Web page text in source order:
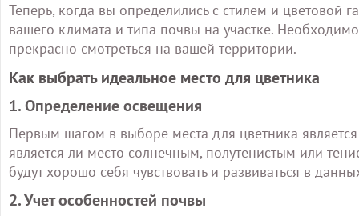
Теперь, когда вы определились с стилем и цветовой
вашего климата и типа почвы на участке.
прекрасно смотреться на вашей территории.
Как выбрать идеальное место для цветника
1. Определение освещения
Первым шагом в выборе места для цветника
является ли место солнечным, полутенистым или
будут хорошо себя чувствовать и развиваться в
2. Учет особенностей почвы